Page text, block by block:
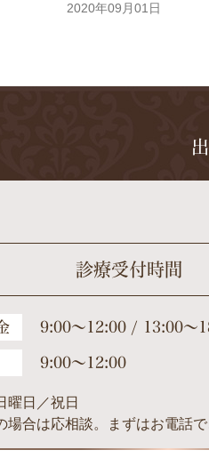
2020年09月01日
診療受付時間
9:00～12:00 / 13:00～
9:00～12:00
日／祝日
場合は応相談。まずはお電話